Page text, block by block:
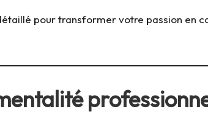
pour transformer votre passion en